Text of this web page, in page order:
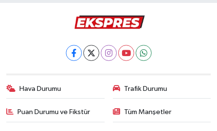
Hava Durumu Trafik Durumu
Puan Durumu ve Fikstür Tüm Manşetler